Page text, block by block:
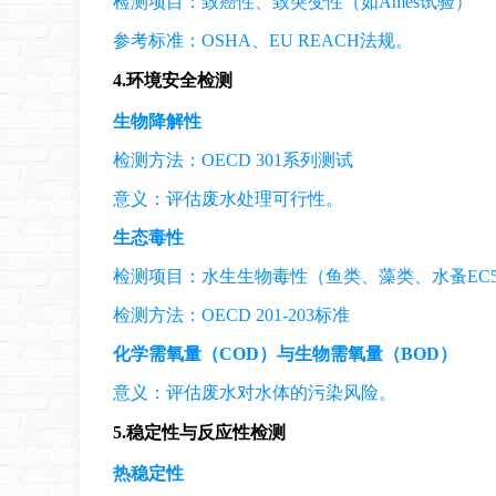
参考标准：OSHA、EU REACH法规。
4.环境安全检测
生物降解性
检测方法：OECD 301系列测试
意义：评估废水处理可行性。
生态毒性
检测项目：水生生物毒性（鱼类、藻类、水蚤
检测方法：OECD 201-203标准
化学需氧量（COD）与生物需氧量（BOD）
意义：评估废水对水体的污染风险。
5.稳定性与反应性检测
热稳定性